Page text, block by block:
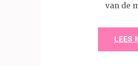
van de
LEES